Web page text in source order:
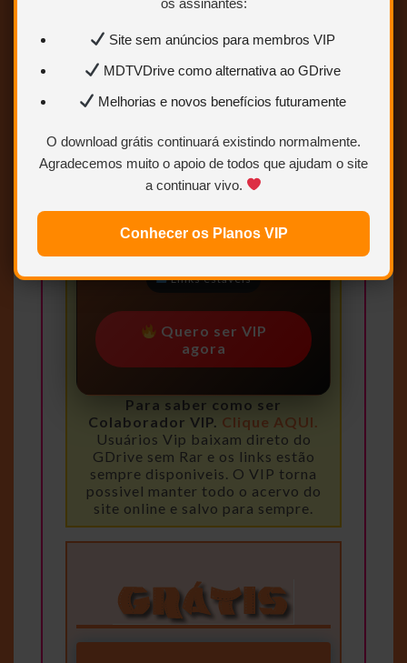
Site sem anúncios para membros VIP
MDTVDrive como alternativa ao GDrive
Melhorias e novos benefícios futuramente
O download grátis continuará existindo normalmente.
Agradecemos muito o apoio de todos que ajudam o site
a continuar vivo.
Conhecer os Planos VIP
para VIP
Você precisa ser Usuário VIP
para visualizar os links de
download.
Links estáveis
Quero ser VIP
agora
Para saber como ser
Colaborador VIP. Clique AQUI.
Usuários Vip baixam direto do
GDrive sem Rar e os links estão
sempre disponiveis. O VIP torna
possivel manter todo o acervo do
site online e salvo para sempre.